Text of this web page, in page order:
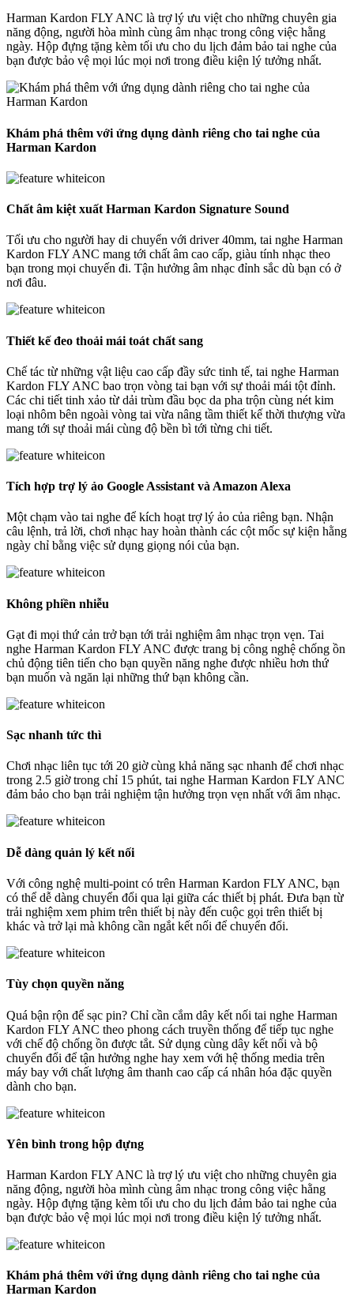
Harman Kardon FLY ANC là trợ lý ưu việt cho những chuyên gia
năng động, người hòa mình cùng âm nhạc trong công việc hằng
ngày. Hộp đựng tặng kèm tối ưu cho du lịch đảm bảo tai nghe của
bạn được bảo vệ mọi lúc mọi nơi trong điều kiện lý tưởng nhất.
Khám phá thêm với ứng dụng dành riêng cho tai nghe của
Harman Kardon
Chất âm kiệt xuất Harman Kardon Signature Sound
Tối ưu cho người hay di chuyển với driver 40mm, tai nghe Harman
Kardon FLY ANC mang tới chất âm cao cấp, giàu tính nhạc theo
bạn trong mọi chuyến đi. Tận hưởng âm nhạc đỉnh sắc dù bạn có ở
nơi đâu.
Thiết kế đeo thoải mái toát chất sang
Chế tác từ những vật liệu cao cấp đầy sức tinh tế, tai nghe Harman
Kardon FLY ANC bao trọn vòng tai bạn với sự thoải mái tột đỉnh.
Các chi tiết tinh xảo từ dải trùm đầu bọc da pha trộn cùng nét kim
loại nhôm bên ngoài vòng tai vừa nâng tầm thiết kế thời thượng vừa
mang tới sự thoải mái cùng độ bền bì tới từng chi tiết.
Tích hợp trợ lý ảo Google Assistant và Amazon Alexa
Một chạm vào tai nghe để kích hoạt trợ lý ảo của riêng bạn. Nhận
câu lệnh, trả lời, chơi nhạc hay hoàn thành các cột mốc sự kiện hằng
ngày chỉ bằng việc sử dụng giọng nói của bạn.
Không phiền nhiễu
Gạt đi mọi thứ cản trở bạn tới trải nghiệm âm nhạc trọn vẹn. Tai
nghe Harman Kardon FLY ANC được trang bị công nghệ chống ồn
chủ động tiên tiến cho bạn quyền năng nghe được nhiều hơn thứ
bạn muốn và ngăn lại những thứ bạn không cần.
Sạc nhanh tức thì
Chơi nhạc liên tục tới 20 giờ cùng khả năng sạc nhanh để chơi nhạc
trong 2.5 giờ trong chỉ 15 phút, tai nghe Harman Kardon FLY ANC
đảm bảo cho bạn trải nghiệm tận hưởng trọn vẹn nhất với âm nhạc.
Dễ dàng quản lý kết nối
Với công nghệ multi-point có trên Harman Kardon FLY ANC, bạn
có thể dễ dàng chuyển đổi qua lại giữa các thiết bị phát. Đưa bạn từ
trải nghiệm xem phim trên thiết bị này đến cuộc gọi trên thiết bị
khác và trở lại mà không cần ngắt kết nối để chuyển đổi.
Tùy chọn quyền năng
Quá bận rộn để sạc pin? Chỉ cần cắm dây kết nối tai nghe Harman
Kardon FLY ANC theo phong cách truyền thống để tiếp tục nghe
với chế độ chống ồn được tắt. Sử dụng cùng dây kết nối và bộ
chuyển đổi để tận hưởng nghe hay xem với hệ thống media trên
máy bay với chất lượng âm thanh cao cấp cá nhân hóa đặc quyền
dành cho bạn.
Yên bình trong hộp đựng
Harman Kardon FLY ANC là trợ lý ưu việt cho những chuyên gia
năng động, người hòa mình cùng âm nhạc trong công việc hằng
ngày. Hộp đựng tặng kèm tối ưu cho du lịch đảm bảo tai nghe của
bạn được bảo vệ mọi lúc mọi nơi trong điều kiện lý tưởng nhất.
Khám phá thêm với ứng dụng dành riêng cho tai nghe của
Harman Kardon